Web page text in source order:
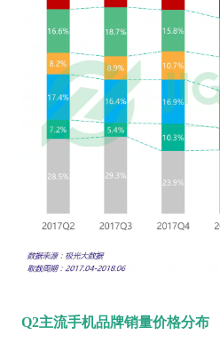
Q2主流手机品牌销量价格分布